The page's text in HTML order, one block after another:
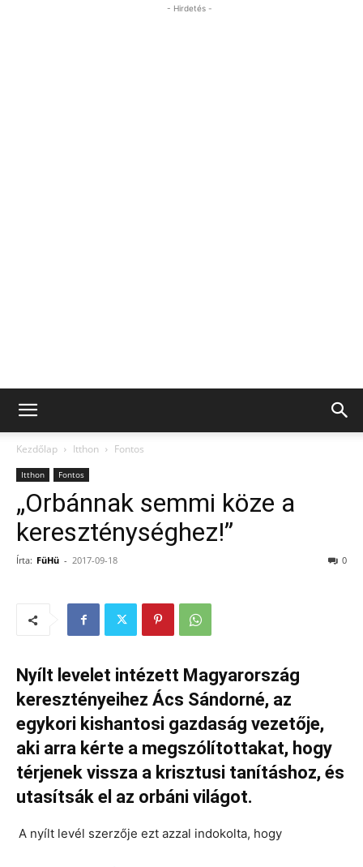
- Hirdetés -
Kezdőlap Itthon Fontos
Itthon Fontos
„Orbánnak semmi köze a
kereszténységhez!”
Írta: FüHü - 2017-09-18 0
Nyílt levelet intézett Magyarország
keresztényeihez Ács Sándorné, az
egykori kishantosi gazdaság vezetője,
aki arra kérte a megszólítottakat, hogy
térjenek vissza a krisztusi tanításhoz, és
utasítsák el az orbáni világot.
A nyílt levél szerzője ezt azzal indokolta, hogy